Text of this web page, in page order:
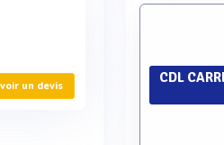
un devis
CDL